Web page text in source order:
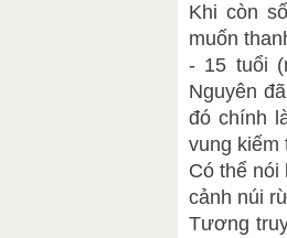
Khi còn
muốn
- 15 tuổi
Nguyên
đó chính
vung kiếm
Có thể nói
cảnh núi
Tương